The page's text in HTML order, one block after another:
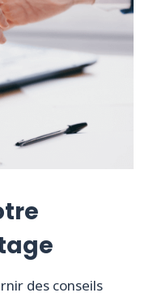
des conseils